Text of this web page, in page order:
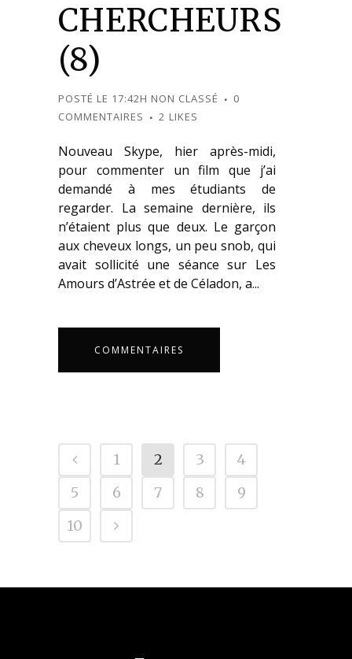
CHERCHEURS
(8)
POSTÉ LE 17:42H NON CLASSÉ
0
COMMENTAIRES
2 LIKES
Nouveau Skype, hier après-midi,
pour commenter un film que j’ai
demandé à mes étudiants de
regarder. La semaine dernière, ils
n’étaient plus que deux. Le garçon
aux cheveux longs, un peu snob, qui
avait sollicité une séance sur Les
Amours d’Astrée et de Céladon, a...
COMMENTAIRES
1 2 3
4
5
6 7 8
9
10